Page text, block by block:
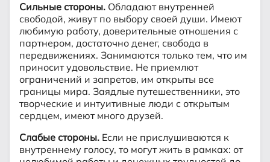
Сильные стороны. Обладают внутренней
свободой, живут по выбору своей души. Имеют
любимую работу, доверительные отношения с
партнером, достаточно денег, свобода в
передвижениях. Занимаются только тем, что им
приносит удовольствие. Не приемлют
ограничений и запретов, им открыты все
границы мира. Заядлые путешественники, это
творческие и интуитивные люди с открытым
сердцем, имеют много друзей.
Слабые стороны. Если не прислушиваются к
внутреннему голосу, то могут жить в рамках: от